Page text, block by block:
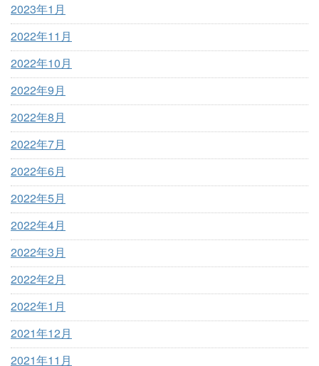
2023年1月
2022年11月
2022年10月
2022年9月
2022年8月
2022年7月
2022年6月
2022年5月
2022年4月
2022年3月
2022年2月
2022年1月
2021年12月
2021年11月